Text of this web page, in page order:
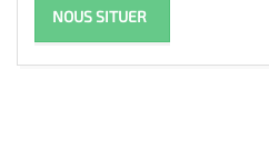
NOUS SITUER